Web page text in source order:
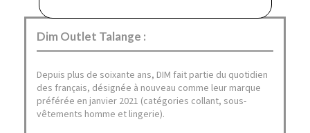
Dim Outlet Talange :
Depuis plus de soixante ans, DIM fait partie du quotidien
des français, désignée à nouveau comme leur marque
préférée en janvier 2021 (catégories collant, sous-
vêtements homme et lingerie).